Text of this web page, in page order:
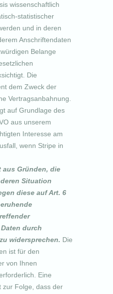
wissenschaftlich
statistischer
und in deren
Anschriftendaten
Belange
Die
dem Zweck der
Vertragsanbahnung.
auf Grundlage des
aus unserem
Interesse am
wenn Stripe in
aus Gründen, die
Situation
diese auf Art. 6
durch
widersprechen. Die
ist für den
von Ihnen
Eine
zur Folge, dass der